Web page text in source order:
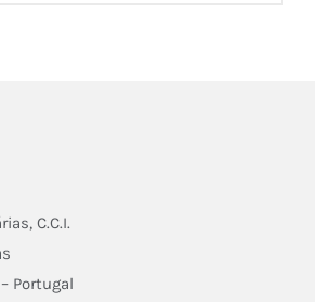
C.C.I.
Portugal